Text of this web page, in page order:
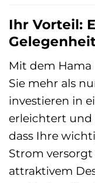
Ihr Vorteil:
Mit dem Hama
Sie mehr als
investieren in
erleichtert und
dass Ihre
Strom
attraktivem